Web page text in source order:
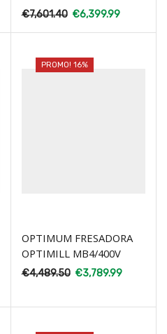
€7,601.40 €6,399.99
PROMO! 16%
OPTIMUM FRESADORA
OPTIMILL MB4/400V
€4,489.50 €3,789.99